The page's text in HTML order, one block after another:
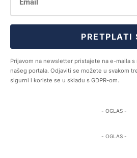
PRETPLATI
Prijavom na newsletter pristajete na e-maila
našeg portala. Odjaviti se možete u svakom
sigurni i koriste se u skladu s GDPR-om.
- OGLAS -
- OGLAS -